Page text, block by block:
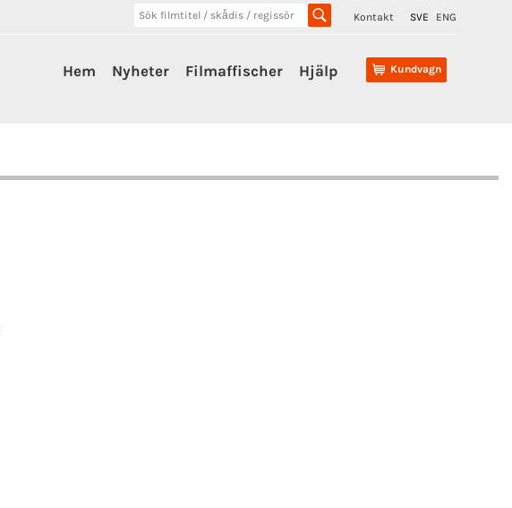
Kontakt SVE ENG
Kundvagn
Hem Nyheter Filmaffischer Hjälp